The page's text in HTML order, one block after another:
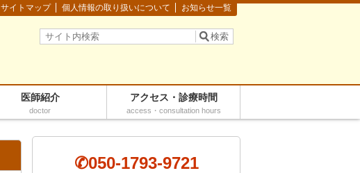
医師紹介
doctor
アクセス・診療時間
access・consultation hours
サイトマップ 個人情報の取り扱いについて お知らせ一覧
✆050-1793-9721